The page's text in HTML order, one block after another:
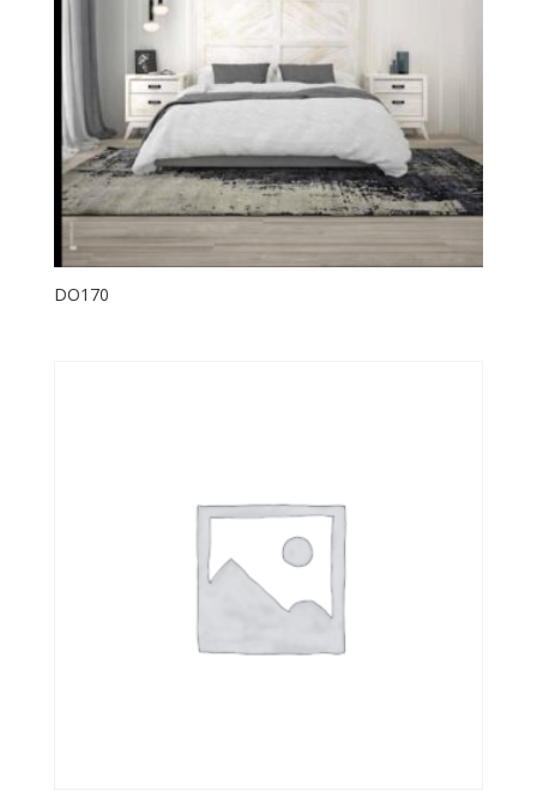
DO170